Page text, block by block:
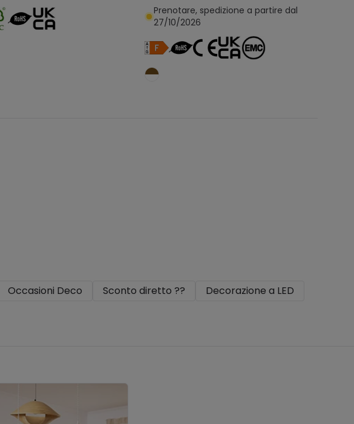
Prenotare, spedizione a partire dal
27/10/2026
Occasioni Deco Sconto diretto ??
Decorazione a LED